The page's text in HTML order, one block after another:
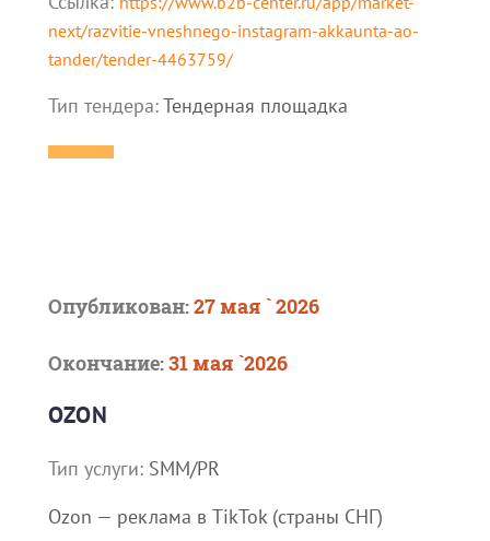
next/razvitie-vneshnego-instagram-akkaunta-ao-
tander/tender-4463759/
Тип тендера:Тендерная площадка
Опубликован:27 мая ` 2026
Окончание:31 мая `2026
OZON
Тип услуги: SMM/PR
Ozon — реклама в TikTok (страны СНГ)